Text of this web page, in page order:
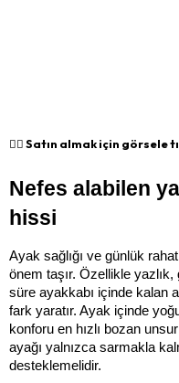
👉🏻 Satın almak için görsele
Nefes alabilen
hissi
Ayak sağlığı ve günlük
önem taşır. Özellikle
süre ayakkabı içinde kalan
fark yaratır. Ayak içinde
konforu en hızlı bozan
ayağı yalnızca sarmakla
desteklemelidir.